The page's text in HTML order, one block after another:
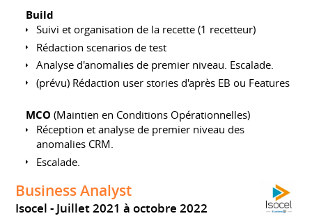
Build
Suivi et organisation de la recette (1 recetteur)
Rédaction scenarios de test
Analyse d'anomalies de premier niveau. Escalade.
(prévu) Rédaction user stories d'après EB ou Features
MCO (Maintien en Conditions Opérationnelles)
Réception et analyse de premier niveau des
anomalies CRM.
Escalade.
Business Analyst
Isocel Juillet 2021 à octobre 2022